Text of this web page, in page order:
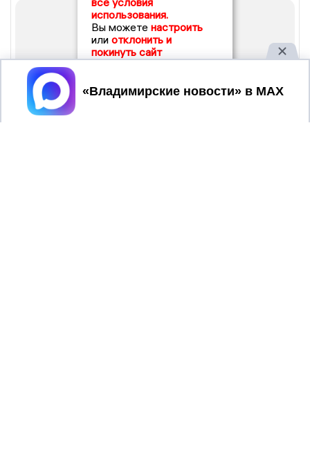
использования.
Вы можете настроить
или отклонить и
покинуть сайт
Принять